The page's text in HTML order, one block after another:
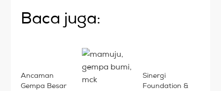
Baca juga:
Ancaman
Gempa Besar
Sinergi
Foundation &